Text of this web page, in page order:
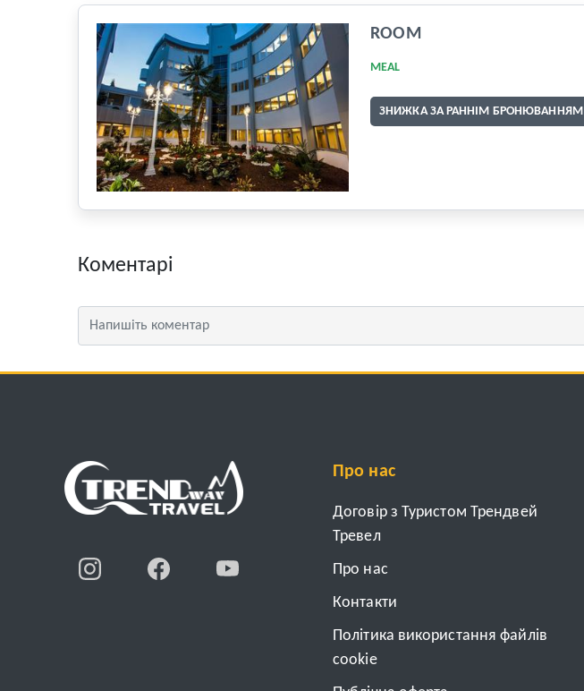
ROOM
MEAL
ЗНИЖКА ЗА РАННІМ БРОНЮВАННЯМ
Коментарі
Про нас
Договір з Туристом Трендвей
Тревел
Про нас
Контакти
Політика використання файлів
cookie